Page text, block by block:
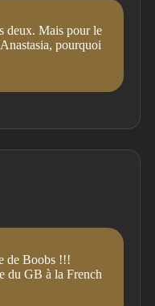
deux. Mais pour le
pourquoi
de Boobs !!!
du GB à la French